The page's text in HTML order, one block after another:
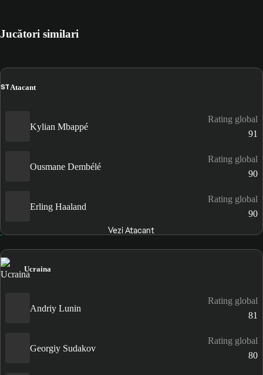
Jucători similari
STAtacant
Kylian Mbappé
Rating global
91
Ousmane Dembélé
Rating global
90
Erling Haaland
Rating global
90
Vezi Atacant
Ucraina
Andriy Lunin
Rating global
81
Georgiy Sudakov
Rating global
80